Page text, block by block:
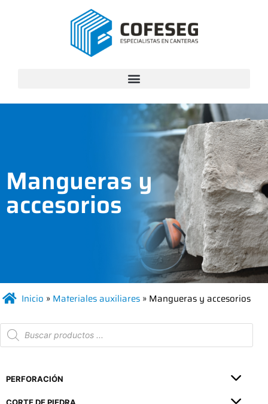
Mangueras y
accesorios
Inicio » Materiales auxiliares » Mangueras y accesorios
PERFORACIÓN
CORTE DE PIEDRA